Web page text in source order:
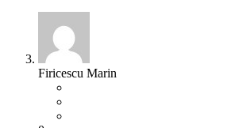
Firicescu Marin